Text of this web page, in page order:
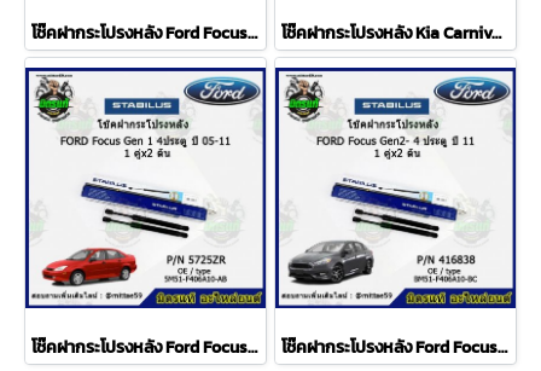
โช๊คฝากระโปรงหลัง Ford Focus Gen 2 ปี 11 โฟกัส 5 ประตู 1 คู่ (2 ต้น) STABILUS โช๊คฝากระโปรงหลัง Kia Carnival ปี 06-15 เกียร์ คานิวัล 1 คู่ (2 ต้น) STABILUS
โช๊คฝากระโปรงหลัง Ford Focus Gen 1 ปี 05-11 โฟกัส 4 ประตู 1 คู่ (2 ต้น) STABILUS โช๊คฝากระโปรงหลัง Ford Focus Gen 2 ปี 11 โฟกัส 4 ประตู 1 คู่ (2 ต้น) STABILUS